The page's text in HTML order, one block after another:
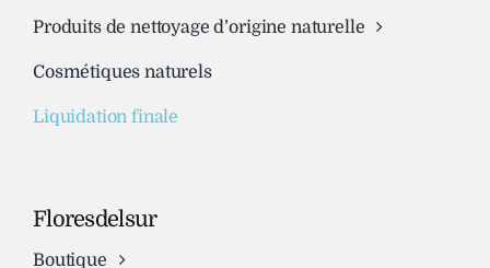
Produits de nettoyage d’origine naturelle
Cosmétiques naturels
Liquidation finale
Floresdelsur
Boutique